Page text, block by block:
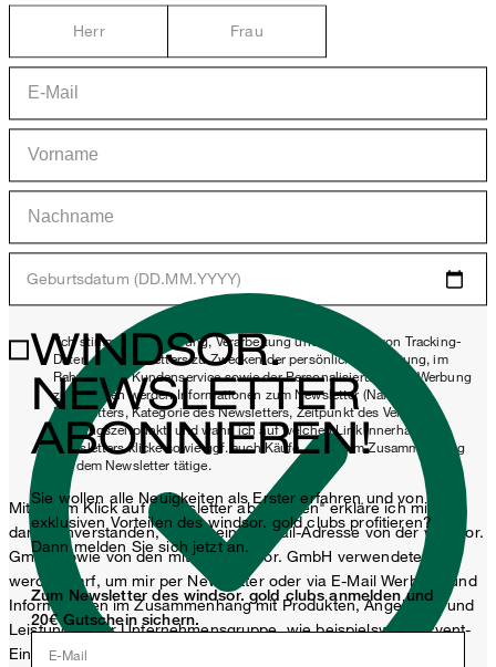
Herr Frau
Geburtsdatum (DD.MM.YYYY)
*Ich stimme der Erhebung, Verarbeitung und Nutzung von Tracking-
Daten des Newsletters zu Zwecken der persönlichen Beratung, im
Rahmen des Kundenservice sowie der Personalisierung von Werbung
zu. Erhoben werden Informationen zum Newsletter (Name des
Newsletters, Kategorie des Newsletters, Zeitpunkt des Versands,
Öffnungszeitpunkt) und wann ich auf welchen Link innerhalb des
Newsletters klicke sowie ggf. auch Käufe, die ich im Zusammenhang
mit dem Newsletter tätige.
Mit einem Klick auf „Newsletter abonnieren" erkläre ich mich
damit einverstanden, dass meine E-Mail-Adresse von der windsor.
GmbH sowie von den mit der windsor. GmbH verwendeten
werden darf, um mir per Newsletter oder via E-Mail Werbung und
Informationen im Zusammenhang mit Produkten, Angeboten und
Leistungen der Unternehmensgruppe, wie beispielsweise Event-
Einladungen, Aktionen, Produkt-Promotions zuzusenden.
WINDSOR.
NEWSLETTER
ABONNIEREN!
E-Mail
Zum Newsletter des windsor. gold clubs anmelden und
20€ Gutschein sichern.
Sie wollen alle Neuigkeiten als Erster erfahren und von
exklusiven Vorteilen des windsor. gold clubs profitieren?
Dann melden Sie sich jetzt an.